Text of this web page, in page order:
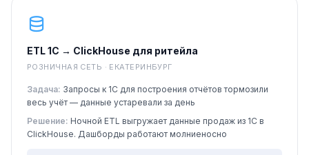
ETL 1С → ClickHouse для ритейла
РОЗНИЧНАЯ СЕТЬ · ЕКАТЕРИНБУРГ
Задача: Запросы к 1С для построения отчётов тормозили
весь учёт — данные устаревали за день
Решение: Ночной ETL выгружает данные продаж из 1С в
ClickHouse. Дашборды работают молниеносно